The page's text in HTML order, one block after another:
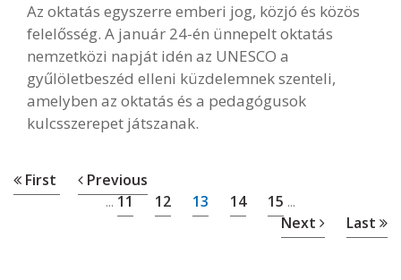
Az oktatás egyszerre emberi jog, közjó és közös
felelősség. A január 24-én ünnepelt oktatás
nemzetközi napját idén az UNESCO a
gyűlöletbeszéd elleni küzdelemnek szenteli,
amelyben az oktatás és a pedagógusok
kulcsszerepet játszanak.
First Previous
... 11 12 13 14 15 ...
Next Last